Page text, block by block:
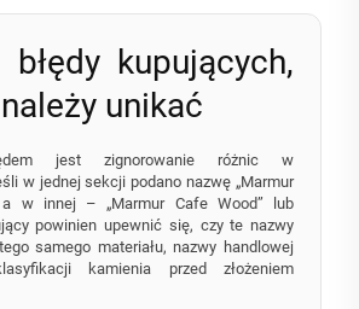
błędy kupujących,
unikać
jest zignorowanie różnic w
w jednej sekcji podano nazwę „Marmur
a w innej – „Marmur Cafe Wood” lub
powinien upewnić się, czy te nazwy
samego materiału, nazwy handlowej
kamienia przed złożeniem